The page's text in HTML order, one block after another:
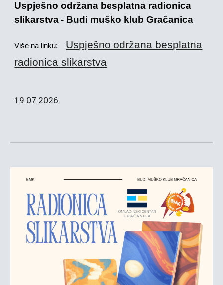
Uspješno održana besplatna radionica
slikarstva - Budi muško klub Gračanica
Više na linku:
Uspješno održana besplatna
radionica slikarstva
1 9.07.2026.